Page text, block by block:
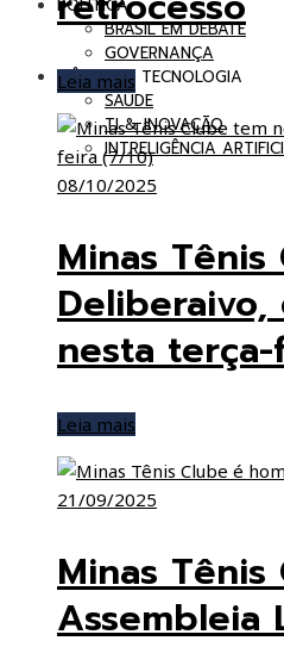
POLÍTICA
BRASIL EM DEBATE
GOVERNANÇA
CIÊNCIA & TECNOLOGIA
SAÚDE
TI & INOVAÇÃO
INTRELIGÊNCIA
Leia mais
08/10/2025
Minas
Deliberaivo,
nesta
Leia mais
21/09/2025
Minas
Assembleia